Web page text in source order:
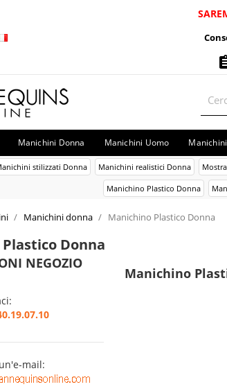
Manichini Donna Manichini Uomo
stilizzati Donna Manichini realistici Donna
Manichino Plastico Donna
Manichini donna Manichino Plastico Donna
Donna
NEGOZIO
mail:
Manichino